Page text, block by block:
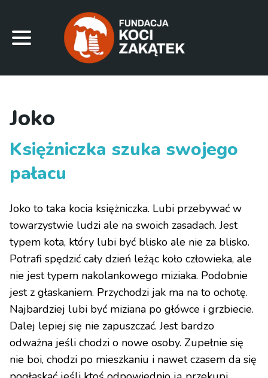
Joko
Księżniczka szuka swojego
pałacu
Joko to taka kocia księżniczka. Lubi przebywać w
towarzystwie ludzi ale na swoich zasadach. Jest
typem kota, który lubi być blisko ale nie za blisko.
Potrafi spędzić cały dzień leżąc koło człowieka, ale
nie jest typem nakolankowego miziaka. Podobnie
jest z głaskaniem. Przychodzi jak ma na to ochotę.
Najbardziej lubi być miziana po główce i grzbiecie.
Dalej lepiej się nie zapuszczać. Jest bardzo
odważna jeśli chodzi o nowe osoby. Zupełnie się
nie boi, chodzi po mieszkaniu i nawet czasem da się